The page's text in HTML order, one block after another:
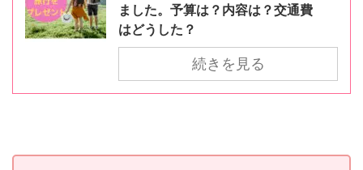
ました。予算は？内容は？交通費
はどうした？
続きを見る